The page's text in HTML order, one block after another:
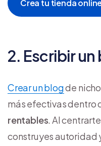
Crea tu tienda
2. Escribir
Crear un blogde nicho
más efectivas dentro
rentables. Al
construyes autoridad